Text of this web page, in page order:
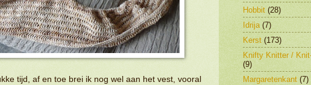
tijd, af en toe brei ik nog wel aan het vest, vooral
Hobbit (28)
Idrija (7)
Kerst (173)
Knifty Knitter /
(9)
Margaretenkant (7)